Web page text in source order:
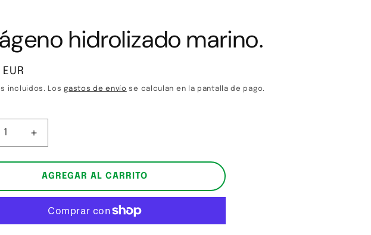
e
ó
hidrolizado marino.
incluidos. Losgastos de envío se calculan en la pantalla de pago.
Aumentar
cantidad
para
Colágeno
hidrolizado
marino.
AGREGAR AL CARRITO